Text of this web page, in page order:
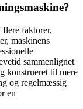
faktorer,
maskinens
sammenlignet
konstrueret til mere
og regelmæssig
en